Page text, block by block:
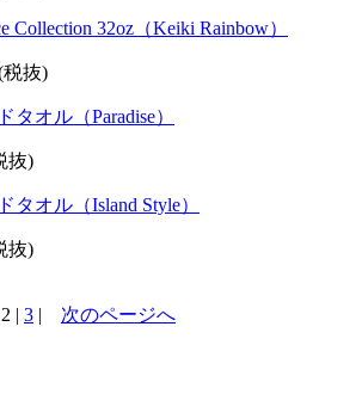
Collection 32oz（Keiki Rainbow）
税抜)
タオル（Paradise）
抜)
タオル（Island Style）
抜)
| 3 | 次のページへ